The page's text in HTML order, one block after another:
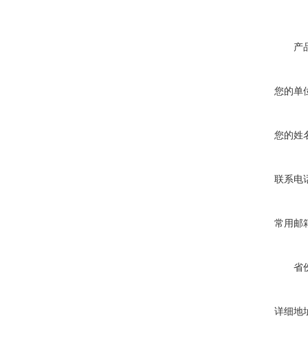
产
您的单
您的姓
联系电
常用邮
省
详细地